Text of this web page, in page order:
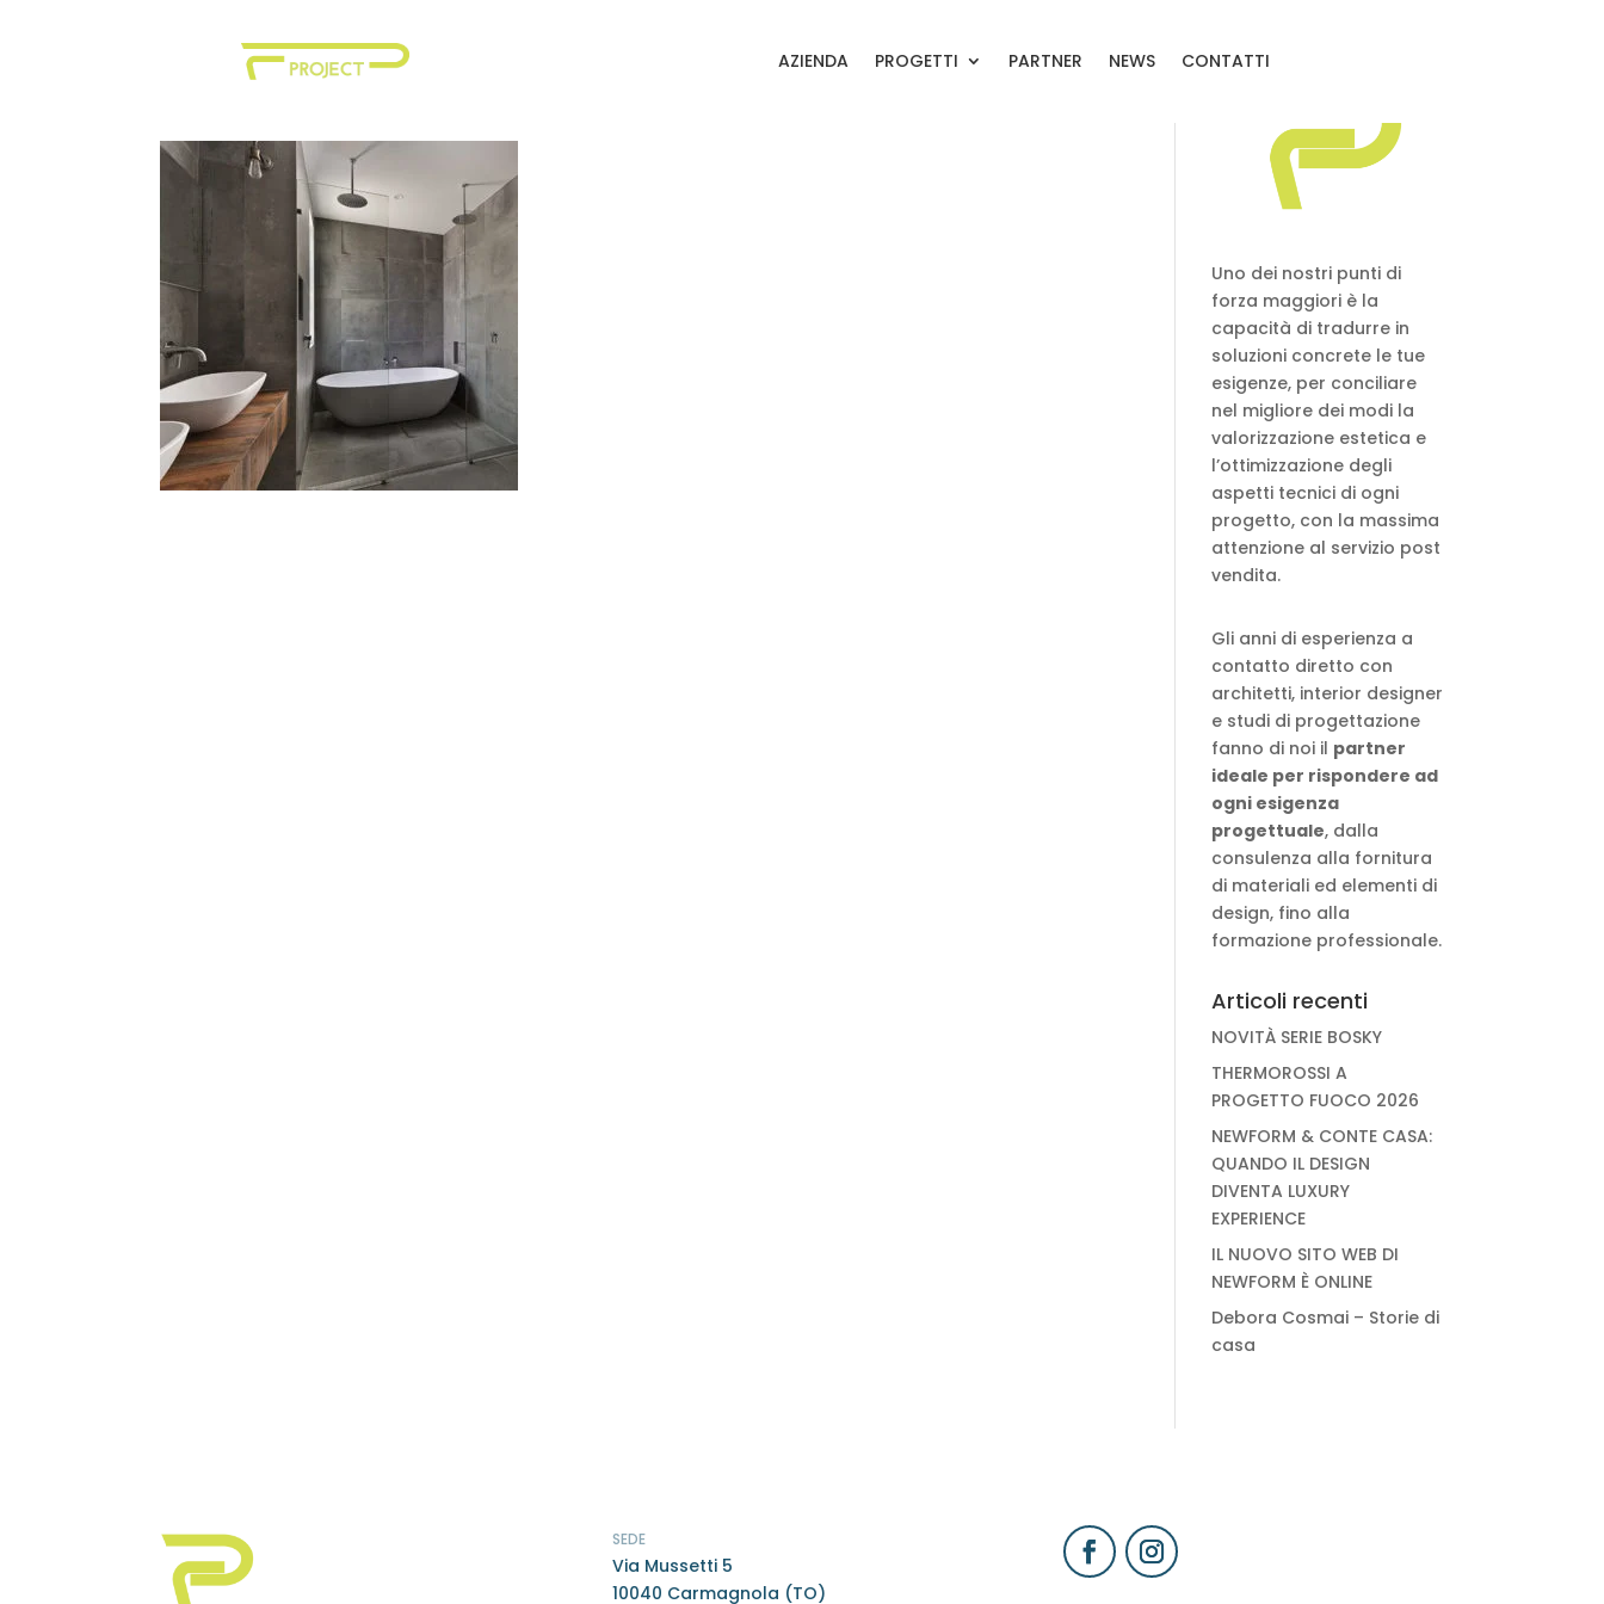
AZIENDA PROGETTI PARTNER NEWS CONTATTI
P3-residenziale
Uno dei nostri punti di
forza maggiori è la
capacità di tradurre in
soluzioni concrete le tue
esigenze, per conciliare
nel migliore dei modi la
valorizzazione estetica e
l’ottimizzazione degli
aspetti tecnici di ogni
progetto, con la massima
attenzione al servizio post
vendita.
Gli anni di esperienza a
contatto diretto con
architetti, interior designer
e studi di progettazione
fanno di noi il partner
ideale per rispondere ad
ogni esigenza
progettuale, dalla
consulenza alla fornitura
di materiali ed elementi di
design, fino alla
formazione professionale.
Articoli recenti
NOVITÀ SERIE BOSKY
THERMOROSSI A
PROGETTO FUOCO 2026
NEWFORM & CONTE CASA:
QUANDO IL DESIGN
DIVENTA LUXURY
EXPERIENCE
IL NUOVO SITO WEB DI
NEWFORM È ONLINE
Debora Cosmai – Storie di
casa
SEDE
Via Mussetti 5
10040 Carmagnola (TO)